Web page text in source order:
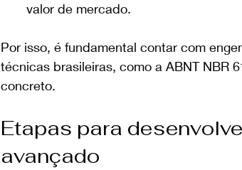
valor de mercado.
Por isso, é fundamental contar com
técnicas brasileiras, como a ABNT NBR
concreto.
Etapas para
avançado